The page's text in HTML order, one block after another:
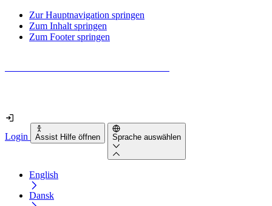
Zur Hauptnavigation springen
Zum Inhalt springen
Zum Footer springen
Login Assist Hilfe öffnen Sprache auswählen
English
Dansk